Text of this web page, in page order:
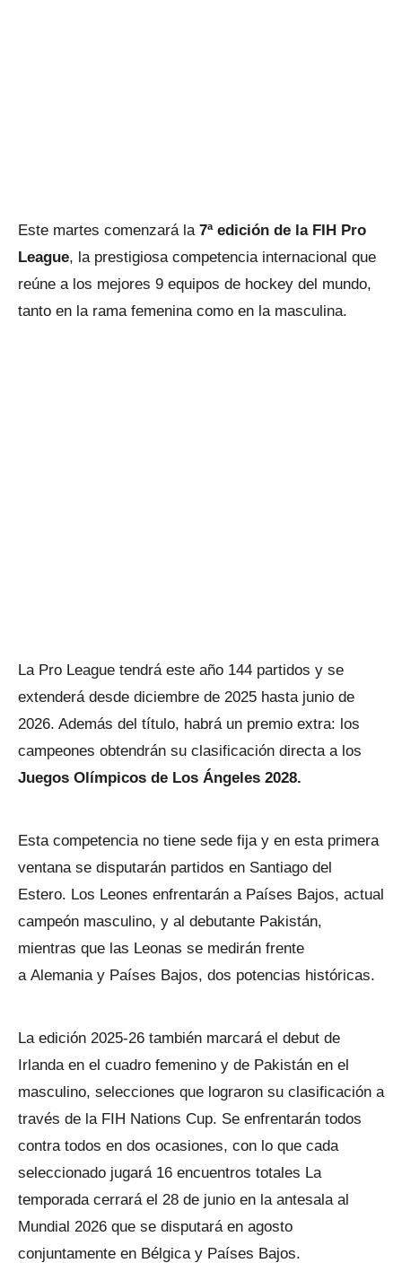
Este martes comenzará la 7ª edición de la FIH Pro
League, la prestigiosa competencia internacional que
reúne a los mejores 9 equipos de hockey del mundo,
tanto en la rama femenina como en la masculina.
La Pro League tendrá este año 144 partidos y se
extenderá desde diciembre de 2025 hasta junio de
2026. Además del título, habrá un premio extra: los
campeones obtendrán su clasificación directa a los
Juegos Olímpicos de Los Ángeles 2028.
Esta competencia no tiene sede fija y en esta primera
ventana se disputarán partidos en Santiago del
Estero. Los Leones enfrentarán a Países Bajos, actual
campeón masculino, y al debutante Pakistán,
mientras que las Leonas se medirán frente
a Alemania y Países Bajos, dos potencias históricas.
La edición 2025-26 también marcará el debut de
Irlanda en el cuadro femenino y de Pakistán en el
masculino, selecciones que lograron su clasificación a
través de la FIH Nations Cup. Se enfrentarán todos
contra todos en dos ocasiones, con lo que cada
seleccionado jugará 16 encuentros totales La
temporada cerrará el 28 de junio en la antesala al
Mundial 2026 que se disputará en agosto
conjuntamente en Bélgica y Países Bajos.